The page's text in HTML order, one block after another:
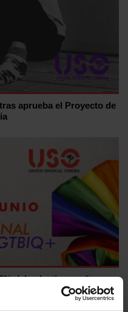
aprueba el Proyecto de
del colectivo oculta su